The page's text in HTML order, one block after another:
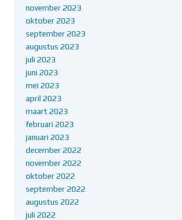
november 2023
oktober 2023
september 2023
augustus 2023
juli 2023
juni 2023
mei 2023
april 2023
maart 2023
februari 2023
januari 2023
december 2022
november 2022
oktober 2022
september 2022
augustus 2022
juli 2022